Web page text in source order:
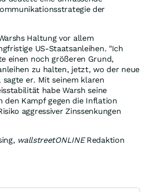
der
Haltung vor allem
US-Staatsanleihen. "Ich
einen noch größeren Grund,
zu halten, jetzt, wo der neue
er. Mit seinem klaren
habe Warsh seine
den Kampf gegen die Inflation
aggressiver Zinssenkungen
wallstreetONLINERedaktion